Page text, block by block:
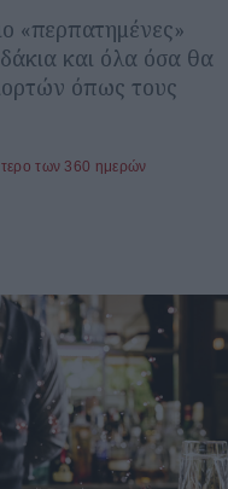
«περπατημένες»
και όλα όσα θα
όπως τους
των 360 ημερών